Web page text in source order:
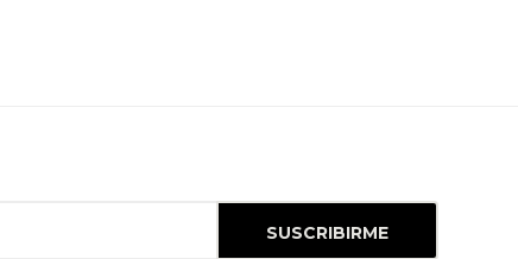
SUSCRIBIRME